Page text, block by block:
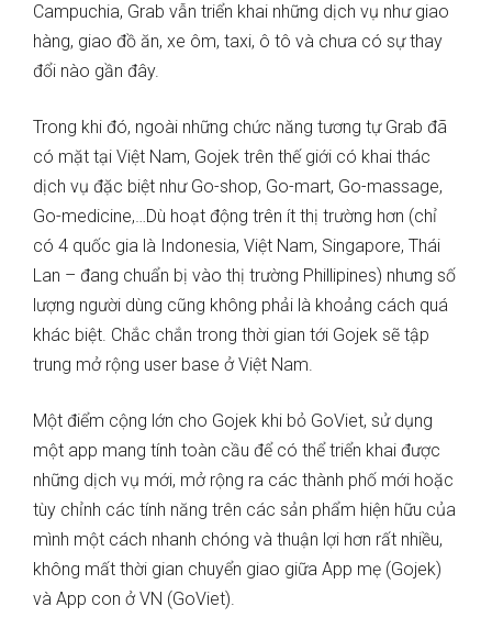
Campuchia, Grab vẫn triển khai những dịch vụ như giao
hàng, giao đồ ăn, xe ôm, taxi, ô tô và chưa có sự thay
đổi nào gần đây.
Trong khi đó, ngoài những chức năng tương tự Grab đã
có mặt tại Việt Nam, Gojek trên thế giới có khai thác
dịch vụ đặc biệt như Go-shop, Go-mart, Go-massage,
Go-medicine,…Dù hoạt động trên ít thị trường hơn (chỉ
có 4 quốc gia là Indonesia, Việt Nam, Singapore, Thái
Lan – đang chuẩn bị vào thị trường Phillipines) nhưng số
lượng người dùng cũng không phải là khoảng cách quá
khác biệt. Chắc chắn trong thời gian tới Gojek sẽ tập
trung mở rộng user base ở Việt Nam.
Một điểm cộng lớn cho Gojek khi bỏ GoViet, sử dụng
một app mang tính toàn cầu để có thể triển khai được
những dịch vụ mới, mở rộng ra các thành phố mới hoặc
tùy chỉnh các tính năng trên các sản phẩm hiện hữu của
mình một cách nhanh chóng và thuận lợi hơn rất nhiều,
không mất thời gian chuyển giao giữa App mẹ (Gojek)
và App con ở VN (GoViet).